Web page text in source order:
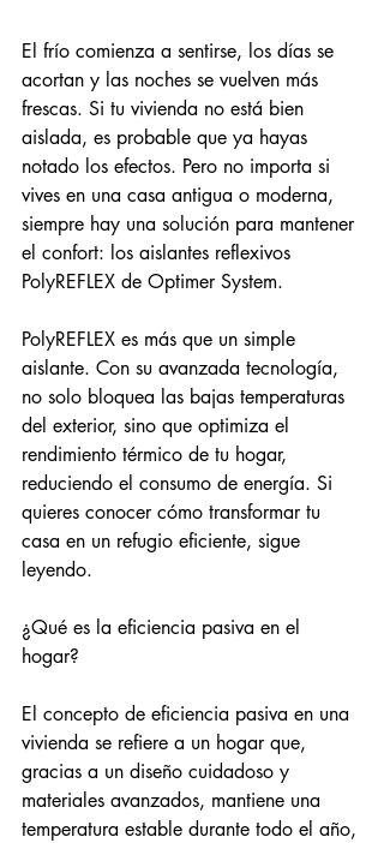
El frío comienza a sentirse, los días se
acortan y las noches se vuelven más
frescas. Si tu vivienda no está bien
aislada, es probable que ya hayas
notado los efectos. Pero no importa si
vives en una casa antigua o moderna,
siempre hay una solución para mantener
el confort: los aislantes reflexivos
PolyREFLEX de Optimer System.
PolyREFLEX es más que un simple
aislante. Con su avanzada tecnología,
no solo bloquea las bajas temperaturas
del exterior, sino que optimiza el
rendimiento térmico de tu hogar,
reduciendo el consumo de energía. Si
quieres conocer cómo transformar tu
casa en un refugio eficiente, sigue
leyendo.
¿Qué es la eficiencia pasiva en el
hogar?
El concepto de eficiencia pasiva en una
vivienda se refiere a un hogar que,
gracias a un diseño cuidadoso y
materiales avanzados, mantiene una
temperatura estable durante todo el año,